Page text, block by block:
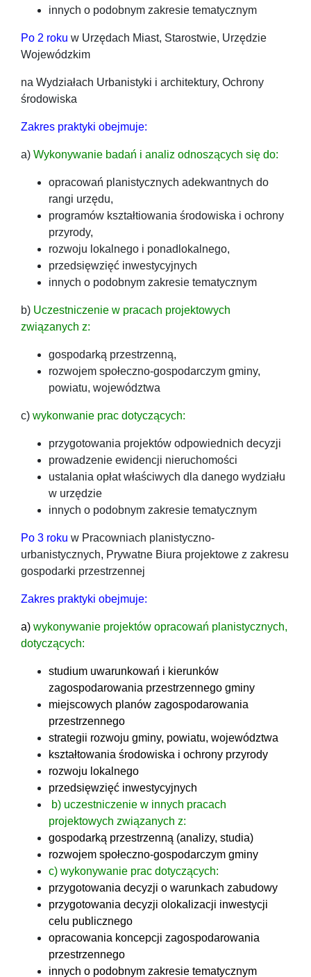
innych o podobnym zakresie tematycznym
Po 2 roku w Urzędach Miast, Starostwie, Urzędzie
Wojewódzkim
na Wydziałach Urbanistyki i architektury, Ochrony
środowiska
Zakres praktyki obejmuje:
a) Wykonywanie badań i analiz odnoszących się do:
opracowań planistycznych adekwantnych do
rangi urzędu,
programów kształtiowania środowiska i ochrony
przyrody,
rozwoju lokalnego i ponadlokalnego,
przedsięwzięć inwestycyjnych
innych o podobnym zakresie tematycznym
b) Uczestniczenie w pracach projektowych
związanych z:
gospodarką przestrzenną,
rozwojem społeczno-gospodarczym gminy,
powiatu, województwa
c) wykonwanie prac dotyczących:
przygotowania projektów odpowiednich decyzji
prowadzenie ewidencji nieruchomości
ustalania opłat właściwych dla danego wydziału
w urzędzie
innych o podobnym zakresie tematycznym
Po 3 roku w Pracowniach planistyczno-
urbanistycznych, Prywatne Biura projektowe z zakresu
gospodarki przestrzennej
Zakres praktyki obejmuje:
a) wykonywanie projektów opracowań planistycznych,
dotyczących:
studium uwarunkowań i kierunków
zagospodarowania przestrzennego gminy
miejscowych planów zagospodarowania
przestrzennego
strategii rozwoju gminy, powiatu, województwa
kształtowania środowiska i ochrony przyrody
rozwoju lokalnego
przedsięwzięć inwestycyjnych
b) uczestniczenie w innych pracach
projektowych związanych z:
gospodarką przestrzenną (analizy, studia)
rozwojem społeczno-gospodarczym gminy
c) wykonywanie prac dotyczących:
przygotowania decyzji o warunkach zabudowy
przygotowania decyzji olokalizacji inwestycji
celu publicznego
opracowania koncepcji zagospodarowania
przestrzennego
innych o podobnym zakresie tematycznym